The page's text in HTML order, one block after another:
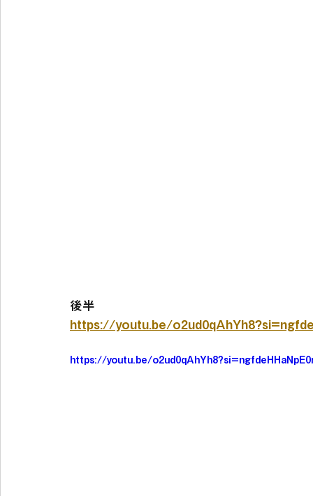
後半
https://youtu.be/
https://youtu.be/